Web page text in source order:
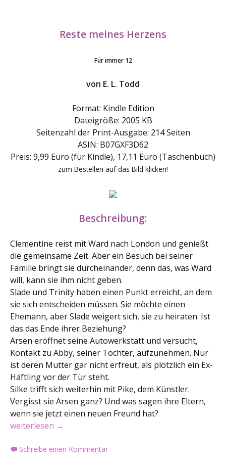
Reste meines Herzens
Für immer 12
von E. L. Todd
Format: Kindle Edition
Dateigröße: 2005 KB
Seitenzahl der Print-Ausgabe: 214 Seiten
ASIN: B07GXF3D62
Preis: 9,99 Euro (für Kindle), 17,11 Euro (Taschenbuch)
zum Bestellen auf das Bild klicken!
Beschreibung:
Clementine reist mit Ward nach London und genießt
die gemeinsame Zeit. Aber ein Besuch bei seiner
Familie bringt sie durcheinander, denn das, was Ward
will, kann sie ihm nicht geben.
Slade und Trinity haben einen Punkt erreicht, an dem
sie sich entscheiden müssen. Sie möchte einen
Ehemann, aber Slade weigert sich, sie zu heiraten. Ist
das das Ende ihrer Beziehung?
Arsen eröffnet seine Autowerkstatt und versucht,
Kontakt zu Abby, seiner Tochter, aufzunehmen. Nur
ist deren Mutter gar nicht erfreut, als plötzlich ein Ex-
Häftling vor der Tür steht.
Silke trifft sich weiterhin mit Pike, dem Künstler.
Vergisst sie Arsen ganz? Und was sagen ihre Eltern,
wenn sie jetzt einen neuen Freund hat?
Buchvorstellung: Reste meines Herzens
weiterlesen →
Schreibe einen Kommentar